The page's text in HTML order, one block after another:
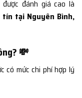
đánh giá cao là
tại Nguyên Bình,
💸
có mức chi phí hợp lý